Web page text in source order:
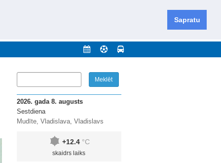
Sapratu
novadu un apkārtējos novadus un pilsētas.
2026. gada 8. augusts
Sestdiena
Mudīte, Vladislava, Vladislavs
+12.4 °C
skaidrs laiks